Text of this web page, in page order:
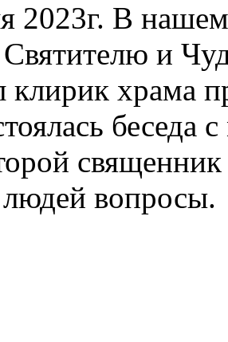
2023г. В
Святителю и
клирик храма
беседа
вопросы.